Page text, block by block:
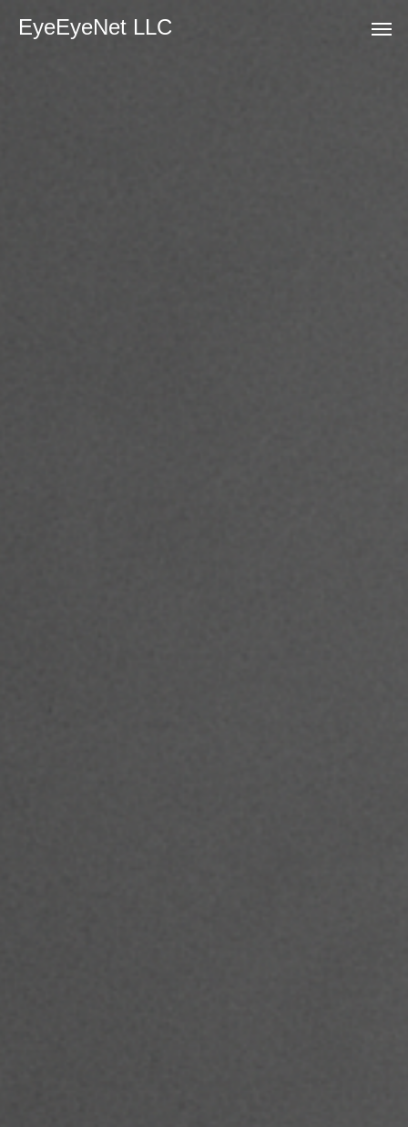
EyeEyeNet LLC